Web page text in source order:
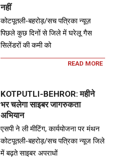
नहीं
कोटपूतली-बहरोड़/सच पत्रिका न्यूज़
पिछले कुछ दिनों से जिले में घरेलू गैस
सिलेंडरों की कमी को
READ MORE
KOTPUTLI-BEHROR: महीने
भर चलेगा साइबर जागरुकता
अभियान
एसपी ने ली मीटिंग, कार्ययोजना पर मंथन
कोटपूतली-बहरोड़/सच पत्रिका न्यूज जिले
में बढ़ते साइबर अपराधों